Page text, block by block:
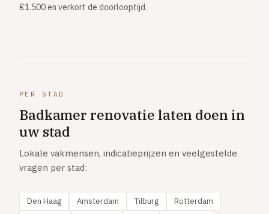
€1.500 en verkort de doorlooptijd.
PER STAD
Badkamer renovatie laten doen in
uw stad
Lokale vakmensen, indicatieprijzen en veelgestelde
vragen per stad:
Den Haag Amsterdam Tilburg
Rotterdam